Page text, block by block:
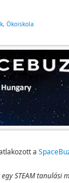
, Ökoiskola
a
egy STEAM